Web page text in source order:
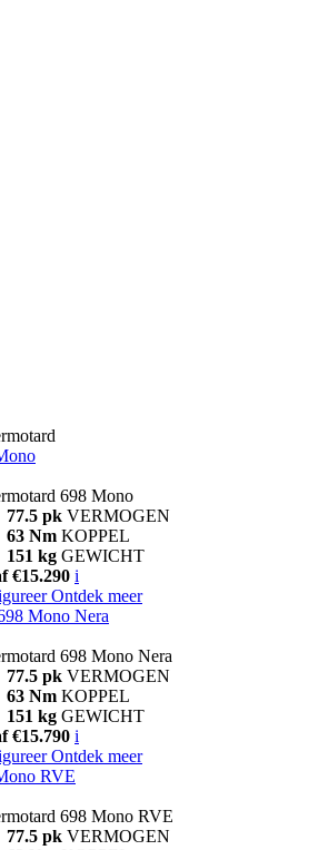
698 Mono
77.5 pk VERMOGEN
63 Nm KOPPEL
151 kg GEWICHT
€15.290 i
Ontdek meer
Mono Nera
698 Mono Nera
77.5 pk VERMOGEN
63 Nm KOPPEL
151 kg GEWICHT
€15.790 i
Ontdek meer
RVE
698 Mono RVE
77.5 pk VERMOGEN